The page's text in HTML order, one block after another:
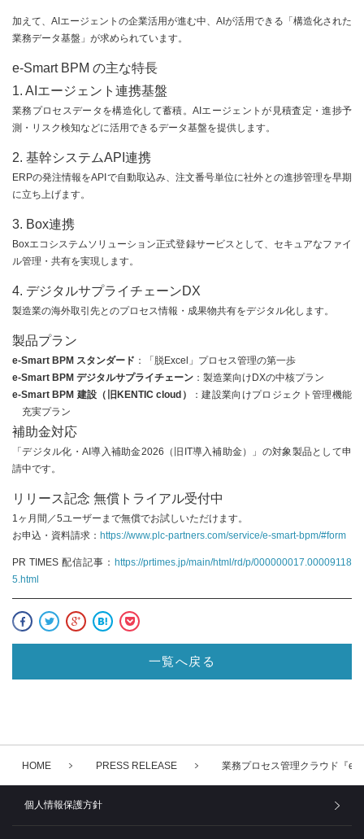
加えて、AIエージェントの企業活用が進む中、AIが活用できる「構造化された
業務データ基盤」が求められています。
e-Smart BPM の主な特長
1. AIエージェント連携基盤
業務プロセスデータを構造化して蓄積。AIエージェントが見積査定・進捗予
測・リスク検知などに活用できるデータ基盤を提供します。
2. 基幹システムAPI連携
ERPの発注情報をAPIで自動取込み、注文番号単位に社外との進捗管理を早期
に立ち上げます。
3. Box連携
Boxエコシステムソリューション正式登録サービスとして、セキュアなファイ
ル管理・共有を実現します。
4. デジタルサプライチェーンDX
製造業の海外取引先とのプロセス情報・成果物共有をデジタル化します。
製品プラン
e-Smart BPM スタンダード ：「脱Excel」プロセス管理の第一歩
e-Smart BPM デジタルサプライチェーン ：製造業向けDXの中核プラン
e-Smart BPM 建設（旧KENTIC cloud）
：建設業向けプロジェクト管理機能
充実プラン
補助金対応
「デジタル化・AI導入補助金2026（旧IT導入補助金）」の対象製品として申
請中です。
リリース記念 無償トライアル受付中
1ヶ月間／5ユーザーまで無償でお試しいただけます。
お申込・資料請求： https://www.plc-partners.com/service/e-smart-bpm/#form
PR TIMES 配信記事： https://prtimes.jp/main/html/rd/p/000000017.00009118
5.html
一覧へ戻る
HOME PRESS RELEASE 業務プロセス管理クラウド『e-
個人情報保護方針